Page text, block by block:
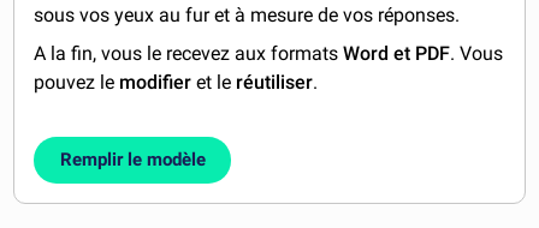
sous vos yeux au fur et à mesure de vos réponses.
A la fin, vous le recevez aux formatsWord et PDF. Vous
pouvez le modifier et le réutiliser.
Remplir le modèle